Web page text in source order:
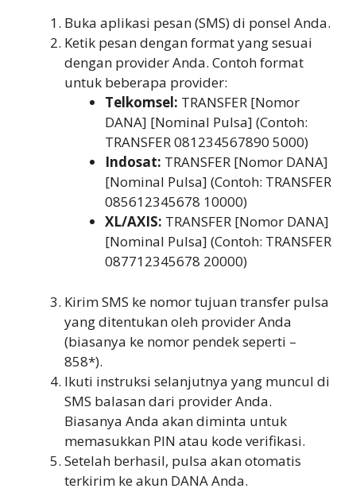
Buka aplikasi pesan (SMS) di ponsel Anda.
Ketik pesan dengan format yang sesuai
dengan provider Anda. Contoh format
untuk beberapa provider:
Telkomsel: TRANSFER [Nomor
DANA] [Nominal Pulsa] (Contoh:
TRANSFER 081234567890 5000)
Indosat: TRANSFER [Nomor DANA]
[Nominal Pulsa] (Contoh: TRANSFER
085612345678 10000)
XL/AXIS: TRANSFER [Nomor DANA]
[Nominal Pulsa] (Contoh: TRANSFER
087712345678 20000)
Kirim SMS ke nomor tujuan transfer pulsa
yang ditentukan oleh provider Anda
(biasanya ke nomor pendek seperti –
858*).
Ikuti instruksi selanjutnya yang muncul di
SMS balasan dari provider Anda.
Biasanya Anda akan diminta untuk
memasukkan PIN atau kode verifikasi.
Setelah berhasil, pulsa akan otomatis
terkirim ke akun DANA Anda.